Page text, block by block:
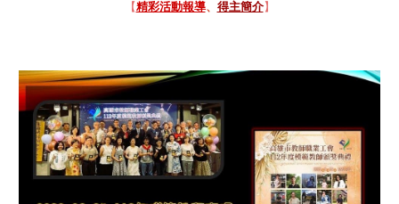
【精彩活動報導、 得主簡介】